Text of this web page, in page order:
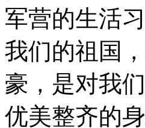
军营的生活
我们的祖国
豪，是对我
优美整齐的